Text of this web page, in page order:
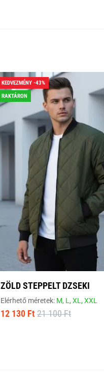
KEDVEZMÉNY -43%
RAKTÁRON
ZÖLD STEPPELT DZSEKI
Elérhető méretek: M, L,XL,XXL
12 130 Ft 21 100 Ft